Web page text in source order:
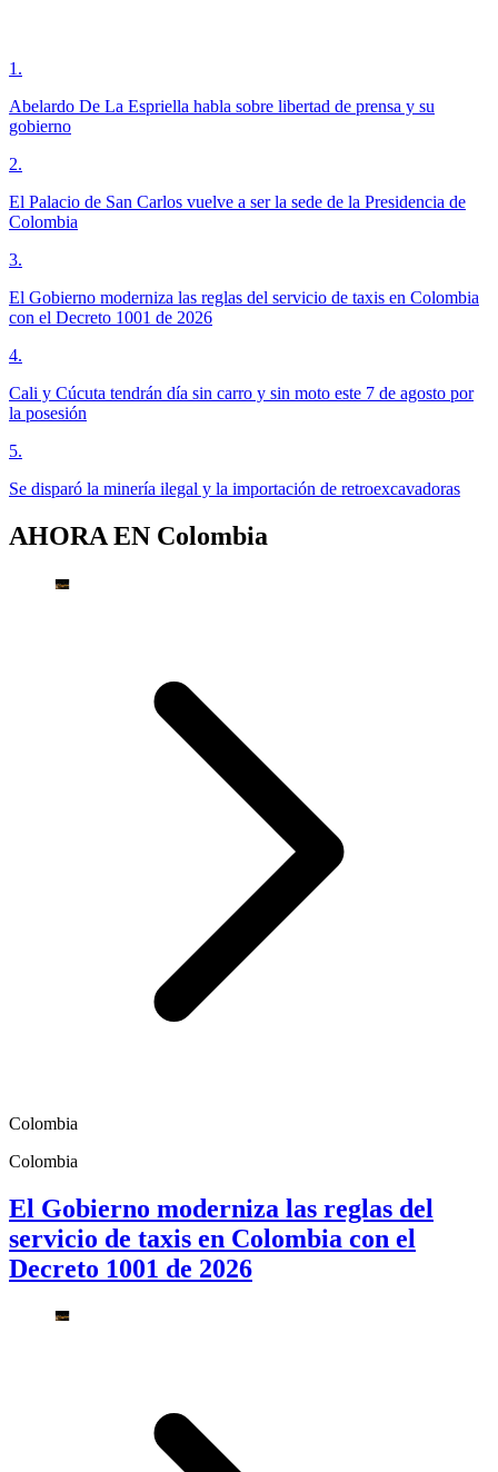
1 .
Abelardo De La Espriella habla sobre libertad de prensa y su
gobierno
2.
El Palacio de San Carlos vuelve a ser la sede de la Presidencia de
Colombia
3.
El Gobierno moderniza las reglas del servicio de taxis en Colombia
con el Decreto 1001 de 2026
4.
Cali y Cúcuta tendrán día sin carro y sin moto este 7 de agosto por
la posesión
5.
Se disparó la minería ilegal y la importación de retroexcavadoras
AHORA EN Colombia
Colombia
Colombia
El Gobierno moderniza las reglas del
servicio de taxis en Colombia con el
Decreto 1001 de 2026